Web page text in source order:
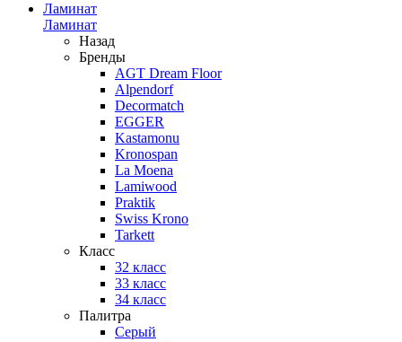
Ламинат
Ламинат
Назад
Бренды
AGT Dream Floor
Alpendorf
Decormatch
EGGER
Kastamonu
Kronospan
La Moena
Lamiwood
Praktik
Swiss Krono
Tarkett
Класс
32 класс
33 класс
34 класс
Палитра
Серый